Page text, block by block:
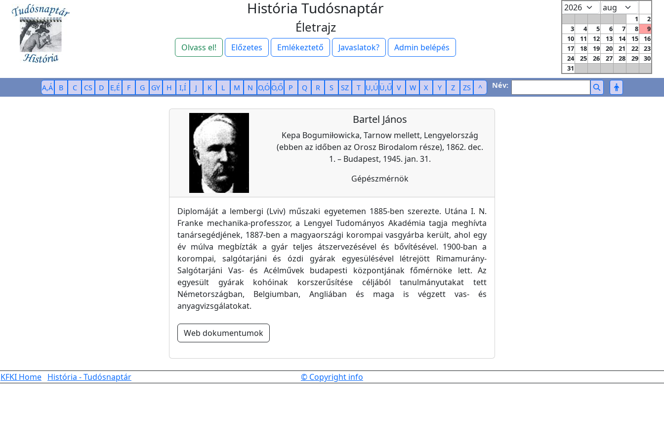
História Tudósnaptár
Életrajz
Olvass el! Előzetes Emlékeztető Javaslatok? Admin belépés
1
2
3
4 5 6 7 8
9
10
11 12 13 14 15
16
17
18 19 20 21 22
23
24
25 26 27 28 29
30
31
A,Á B C CS D E,É F G GY H I,Í J K L M N O,Ó Ö,Ő P Q R S SZ T U,Ú Ü,Ű V W X Y Z ZS ^ Név:
Bartel János
Kepa Bogumiłowicka, Tarnow mellett, Lengyelország
(ebben az időben az Orosz Birodalom része), 1862. dec.
1. – Budapest, 1945. jan. 31.
Gépészmérnök
Diplomáját a lembergi (Lviv) műszaki egyetemen 1885-ben szerezte. Utána I. N.
Franke mechanika-professzor, a Lengyel Tudományos Akadémia tagja meghívta
tanársegédjének, 1887-ben a magyaországi korompai vasgyárba került, ahol egy
év múlva megbízták a gyár teljes átszervezésével és bővítésével. 1900-ban a
korompai, salgótarjáni és ózdi gyárak egyesülésével létrejött Rimamurány-
Salgótarjáni Vas- és Acélművek budapesti központjának főmérnöke lett. Az
egyesült gyárak kohóinak korszerűsítése céljából tanulmányutakat tett
Németországban, Belgiumban, Angliában és maga is végzett vas- és
anyagvizsgálatokat.
Web dokumentumok
KFKI Home História - Tudósnaptár © Copyright info